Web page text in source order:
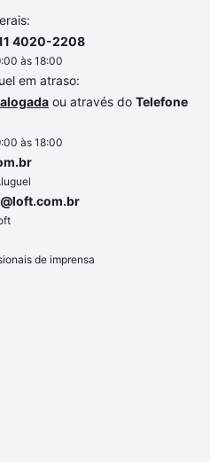
4020-2208
às 18:00
em atraso:
ou através do Telefone
às 18:00
de imprensa